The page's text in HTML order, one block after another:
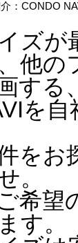
：CONDO
ズが
他の
する
を
をお
。
希望
す。